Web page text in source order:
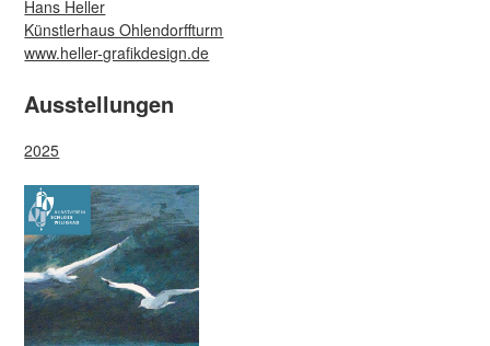
Hans Heller
Künstlerhaus Ohlendorffturm
www.heller-grafikdesign.de
Ausstellungen
2025